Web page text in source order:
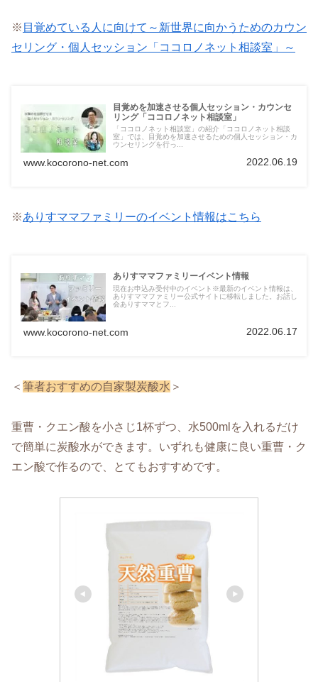
※ 目覚めている人に向けて～新世界に向かうためのカウン
セリング・個人セッション「ココロノネット相談室」～
目覚めを加速させる個人セッション・カウンセ
リング「ココロノネット相談室」
「ココロノネット相談室」の紹介「ココロノネット相談
室」では、目覚めを加速させるための個人セッション・カ
ウンセリングを行っ...
www.kocorono-net.com 2022.06.19
※ありすママファミリーのイベント情報はこちら
ありすママファミリーイベント情報
現在お申込み受付中のイベント※最新のイベント情報は、
ありすママファミリー公式サイトに移転しました。お話し
会ありすママとフ...
www.kocorono-net.com 2022.06.17
＜ 筆者おすすめの自家製炭酸水 ＞
重曹・クエン酸を小さじ1杯ずつ、水500mlを入れるだけ
で簡単に炭酸水ができます。いずれも健康に良い重曹・ク
エン酸で作るので、とてもおすすめです。